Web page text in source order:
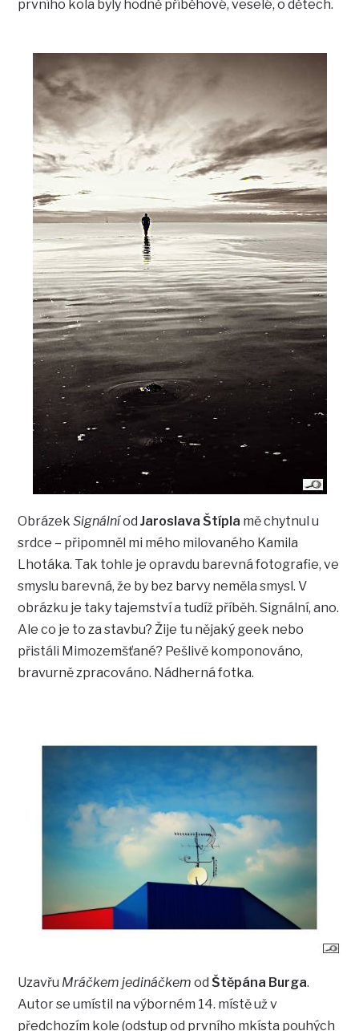
prvního kola byly hodně příběhové, veselé, o dětech.
Obrázek SignálníodJaroslava Štípla mě chytnul u
srdce – připomněl mi mého milovaného Kamila
Lhotáka. Tak tohle je opravdu barevná fotografie, ve
smyslu barevná, že by bez barvy neměla smysl. V
obrázku je taky tajemství a tudíž příběh. Signální, ano.
Ale co je to za stavbu? Žije tu nějaký geek nebo
přistáli Mimozemšťané? Pešlivě komponováno,
bravurně zpracováno. Nádherná fotka.
Uzavřu Mráčkem jedináčkem odŠtěpána Burga.
Autor se umístil na výborném 14. místě už v
předchozím kole (odstup od prvního mkísta pouhých